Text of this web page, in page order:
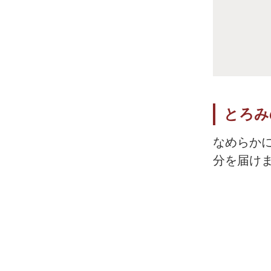
とろ
なめらか
分を届け